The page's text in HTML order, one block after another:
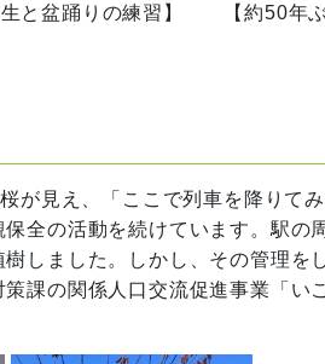
踊りの練習】 【約50年ぶり
が見え、「ここで列車を降りて
全の活動を続けています。駅の
しました。しかし、その管理を
課の関係人口交流促進事業「い